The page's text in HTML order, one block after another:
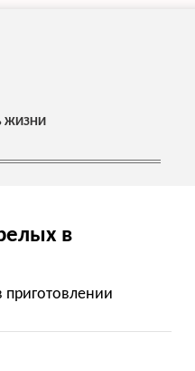
ЖИЗНИ
в
приготовлении